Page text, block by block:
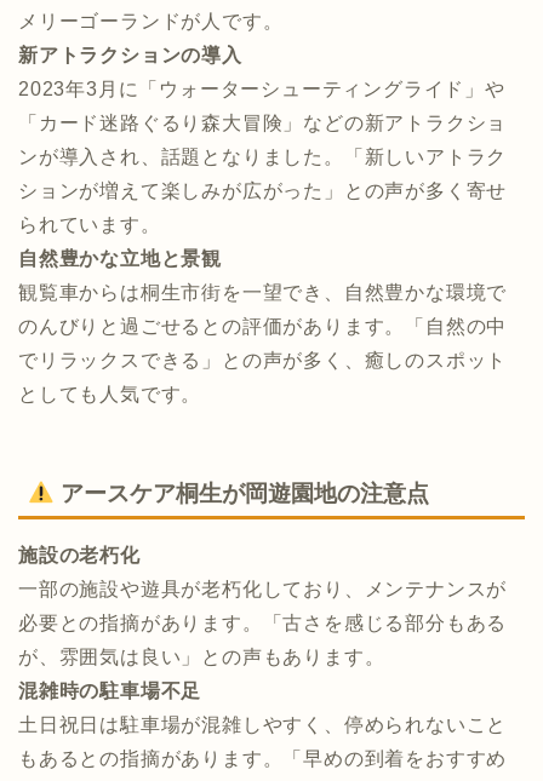
メリーゴーランドが人です。
新アトラクションの導入
2023年3月に「ウォーターシューティングライド」や
「カード迷路ぐるり森大冒険」などの新アトラクショ
ンが導入され、話題となりました。​「新しいアトラク
ションが増えて楽しみが広がった」との声が多く寄せ
られています。​
自然豊かな立地と景観
観覧車からは桐生市街を一望でき、自然豊かな環境で
のんびりと過ごせるとの評価があります。​「自然の中
でリラックスできる」との声が多く、癒しのスポット
としても人気です。
アースケア桐生が岡遊園地の注意点
施設の老朽化
一部の施設や遊具が老朽化しており、メンテナンスが
必要との指摘があります。​「古さを感じる部分もある
が、雰囲気は良い」との声もあります。
混雑時の駐車場不足
土日祝日は駐車場が混雑しやすく、停められないこと
もあるとの指摘があります。​「早めの到着をおすすめ